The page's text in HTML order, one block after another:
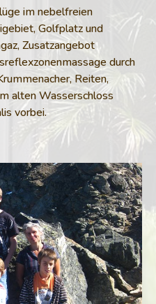
im nebelfreien
Golfplatz und
Zusatzangebot
durch
Reiten,
alten Wasserschloss
vorbei.